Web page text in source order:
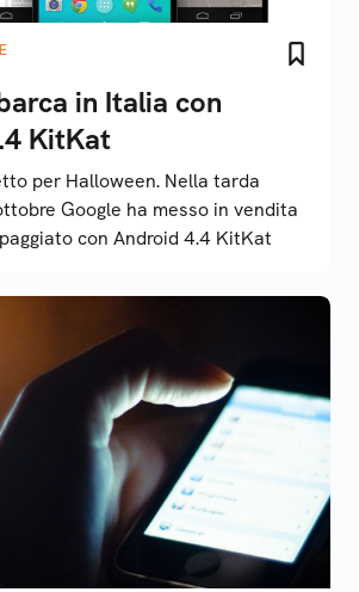
in Italia con
KitKat
per Halloween. Nella tarda
Google ha messo in vendita
con Android 4.4 KitKat